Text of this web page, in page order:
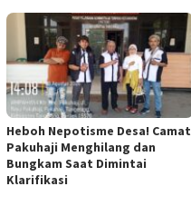
Heboh Nepotisme Desa! Camat
Pakuhaji Menghilang dan
Bungkam Saat Dimintai
Klarifikasi